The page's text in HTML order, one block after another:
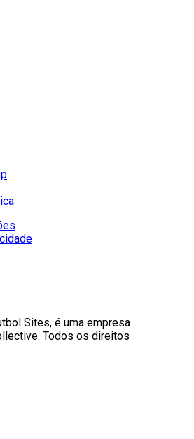
Sites, é uma empresa
Todos os direitos